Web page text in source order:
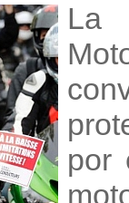
La
por